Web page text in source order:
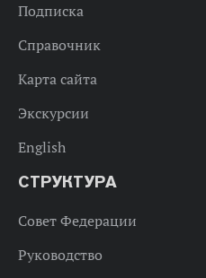
Подписка
Справочник
Карта сайта
Экскурсии
English
СТРУКТУРА
Совет Федерации
Руководство